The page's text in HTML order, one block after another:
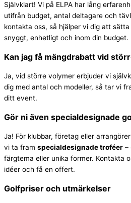
Självklart! Vi på ELPA har lång
utifrån budget, antal deltagare och
kontakta oss, så hjälper vi dig att
snyggt, enhetligt och inom din budget.
Kan jag få mängdrabatt vid
Ja, vid större volymer erbjuder vi
dig med antal och modeller, så tar vi
ditt event.
Gör ni även specialdesignade
Ja! För klubbar, företag eller
vi ta fram specialdesignade troféer –
färgtema eller unika former. Kontakta
idéer och få en offert.
Golfpriser och utmärkelser